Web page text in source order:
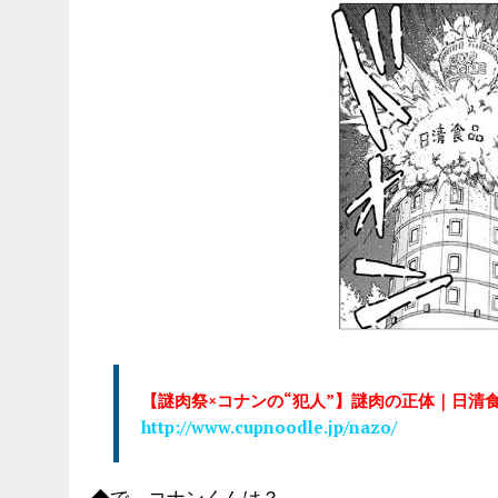
【謎肉祭×コナンの“犯人”】謎肉の正体｜日清
http://www.cupnoodle.jp/nazo/